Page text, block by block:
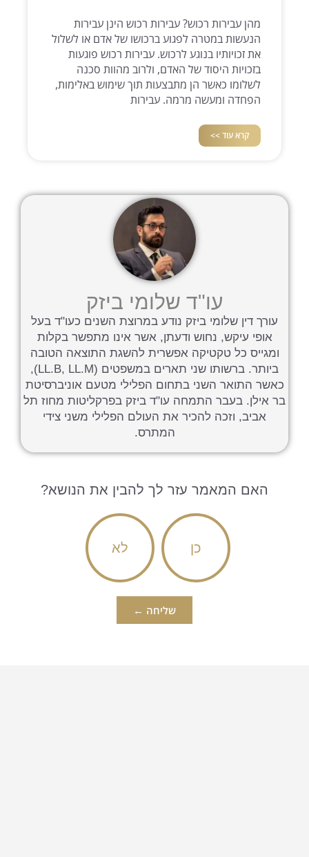
מהן עבירות רכוש? עבירות רכוש הינן עבירות
הנעשות במטרה לפגוע ברכושו של אדם או לשלול
את זכויותיו בנוגע לרכוש. עבירות רכוש פוגעות
בזכויות היסוד של האדם, ולרוב מהוות סכנה
לשלומו כאשר הן מתבצעות תוך שימוש באלימות,
הפחדה ומעשה מרמה. עבירות
קרא עוד >>
עו"ד שלומי ביזק
עורך דין שלומי ביזק נודע במרוצת השנים כעו"ד בעל
אופי עיקש, נחוש ודעתן, אשר אינו מתפשר בקלות
ומגייס כל טקטיקה אפשרית להשגת התוצאה הטובה
ביותר. ברשותו שני תארים במשפטים (LL.B, LL.M),
כאשר התואר השני בתחום הפלילי מטעם אוניברסיטת
בר אילן. בעבר התמחה עו"ד ביזק בפרקליטות מחוז תל
אביב, וזכה להכיר את העולם הפלילי משני צידי
המתרס.
האם המאמר עזר לך להבין את הנושא?
כן לא
שליחה ←